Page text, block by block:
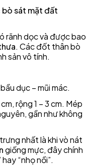
bò sát mặt đất
rãnh dọc và được bao
. Các đốt thân bò
sản vô tính.
dục – mũi mác.
rộng 1 – 3 cm. Mép
gần như không
nhất là khi vò nát
giống mực, đây chính
“nhọ nồi”.